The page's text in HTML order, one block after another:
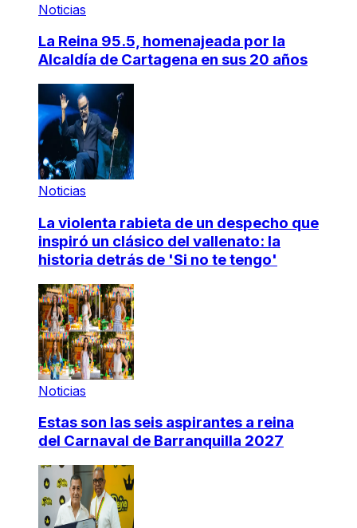
Noticias
La Reina 95.5, homenajeada por la
Alcaldía de Cartagena en sus 20 años
Noticias
La violenta rabieta de un despecho que
inspiró un clásico del vallenato: la
historia detrás de 'Si no te tengo'
Noticias
Estas son las seis aspirantes a reina
del Carnaval de Barranquilla 2027